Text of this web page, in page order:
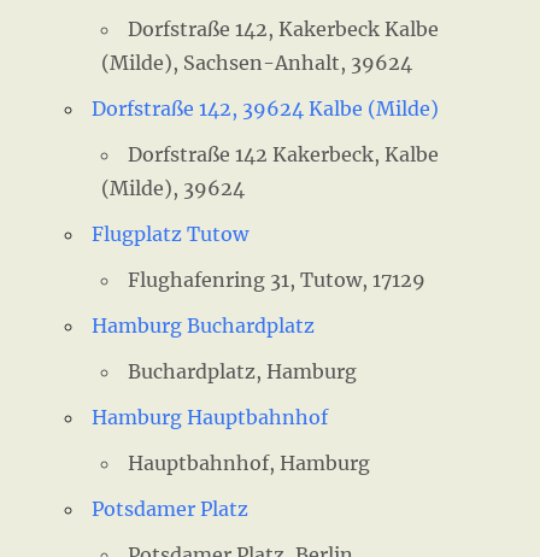
Dorfstraße 142, Kakerbeck Kalbe
(Milde), Sachsen-Anhalt, 39624
Dorfstraße 142, 39624 Kalbe (Milde)
Dorfstraße 142 Kakerbeck, Kalbe
(Milde), 39624
Flugplatz Tutow
Flughafenring 31, Tutow, 17129
Hamburg Buchardplatz
Buchardplatz, Hamburg
Hamburg Hauptbahnhof
Hauptbahnhof, Hamburg
Potsdamer Platz